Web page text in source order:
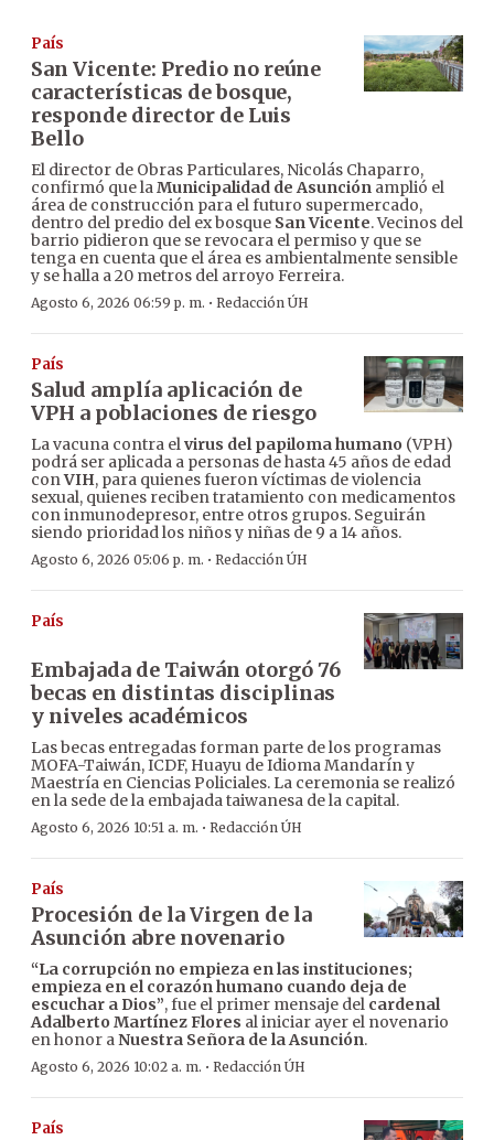
País
San Vicente: Predio no reúne
características de bosque,
responde director de Luis
Bello
El director de Obras Particulares, Nicolás Chaparro,
confirmó que laMunicipalidad de Asunción amplió el
área de construcción para el futuro supermercado,
dentro del predio del ex bosque San Vicente. Vecinos del
barrio pidieron que se revocara el permiso y que se
tenga en cuenta que el área es ambientalmente sensible
y se halla a 20 metros del arroyo Ferreira.
Agosto 6, 2026 06:59 p. m. · Redacción ÚH
País
Salud amplía aplicación de
VPH a poblaciones de riesgo
La vacuna contra elvirus del papiloma humano (VPH)
podrá ser aplicada a personas de hasta 45 años de edad
conVIH, para quienes fueron víctimas de violencia
sexual, quienes reciben tratamiento con medicamentos
con inmunodepresor, entre otros grupos. Seguirán
siendo prioridad los niños y niñas de 9 a 14 años.
Agosto 6, 2026 05:06 p. m. · Redacción ÚH
País
Embajada de Taiwán otorgó 76
becas en distintas disciplinas
y niveles académicos
Las becas entregadas forman parte de los programas
MOFA-Taiwán, ICDF, Huayu de Idioma Mandarín y
Maestría en Ciencias Policiales. La ceremonia se realizó
en la sede de la embajada taiwanesa de la capital.
Agosto 6, 2026 10:51 a. m. · Redacción ÚH
País
Procesión de la Virgen de la
Asunción abre novenario
“La corrupción no empieza en las instituciones;
empieza en el corazón humano cuando deja de
escuchar a Dios”, fue el primer mensaje del cardenal
Adalberto Martínez Flores al iniciar ayer el novenario
en honor aNuestra Señora de la Asunción.
Agosto 6, 2026 10:02 a. m. · Redacción ÚH
País